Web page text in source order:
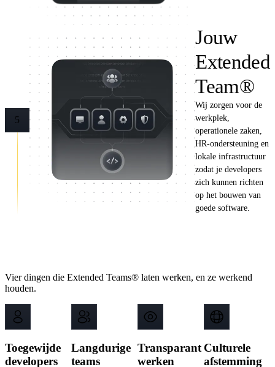
5
Jouw
Extended
Team®
Wij zorgen voor de
werkplek,
operationele zaken,
HR-ondersteuning en
lokale infrastructuur
zodat je developers
zich kunnen richten
op het bouwen van
goede software.
Vier dingen die Extended Teams® laten werken, en ze werkend
houden.
Toegewijde
developers
Langdurige
teams
Transparant
werken
Culturele
afstemming